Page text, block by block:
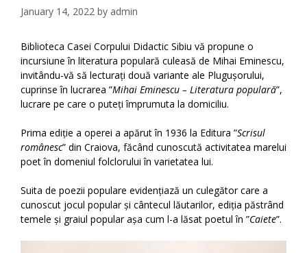
January 14, 2022 by admin
Biblioteca Casei Corpului Didactic Sibiu vă propune o
incursiune în literatura populară culeasă de Mihai Eminescu,
invitându-vă să lecturați două variante ale Plugușorului,
cuprinse în lucrarea ”Mihai Eminescu – Literatura populară”,
lucrare pe care o puteți împrumuta la domiciliu.
Prima ediție a operei a apărut în 1936 la Editura ”Scrisul
românesc” din Craiova, făcând cunoscută activitatea marelui
poet în domeniul folclorului în varietatea lui.
Suita de poezii populare evidențiază un culegător care a
cunoscut jocul popular și cântecul lăutarilor, ediția păstrând
temele și graiul popular așa cum l-a lăsat poetul în ”Caiete”.